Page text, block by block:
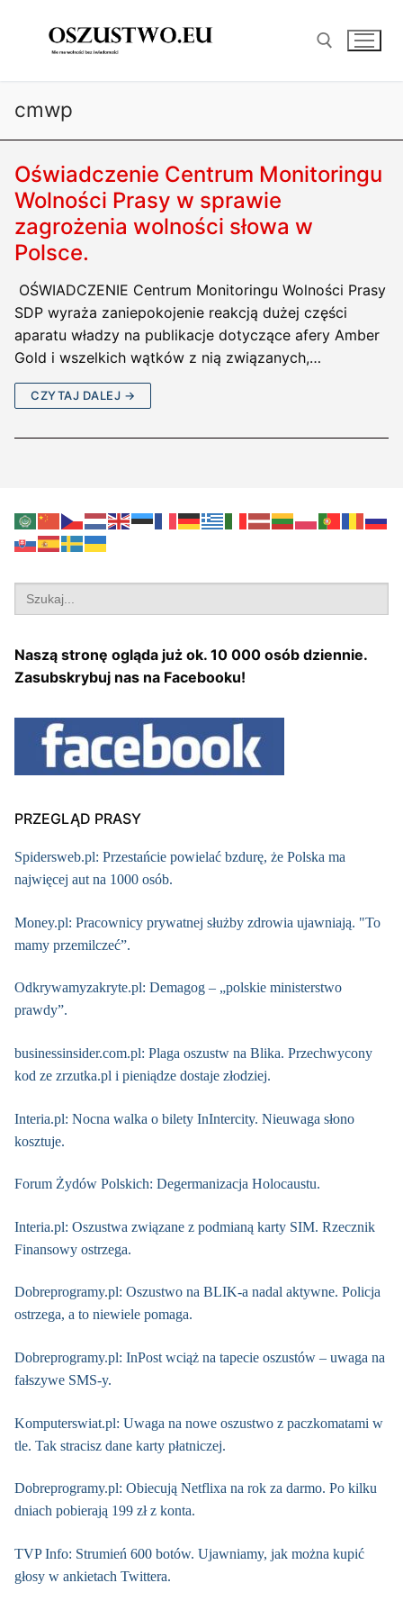
cmwp
Oświadczenie Centrum Monitoringu
Wolności Prasy w sprawie
zagrożenia wolności słowa w
Polsce.
OŚWIADCZENIE Centrum Monitoringu Wolności Prasy
SDP wyraża zaniepokojenie reakcją dużej części
aparatu władzy na publikacje dotyczące afery Amber
Gold i wszelkich wątków z nią związanych,…
CZYTAJ DALEJ →
Search
for:
Naszą stronę ogląda już ok. 10 000 osób dziennie.
Zasubskrybuj nas na Facebooku!
PRZEGLĄD PRASY
Spidersweb.pl: Przestańcie powielać bzdurę, że Polska ma
najwięcej aut na 1000 osób.
Money.pl: Pracownicy prywatnej służby zdrowia ujawniają. "To
mamy przemilczeć”.
Odkrywamyzakryte.pl: Demagog – „polskie ministerstwo
prawdy”.
businessinsider.com.pl: Plaga oszustw na Blika. Przechwycony
kod ze zrzutka.pl i pieniądze dostaje złodziej.
Interia.pl: Nocna walka o bilety InIntercity. Nieuwaga słono
kosztuje.
Forum Żydów Polskich: Degermanizacja Holocaustu.
Interia.pl: Oszustwa związane z podmianą karty SIM. Rzecznik
Finansowy ostrzega.
Dobreprogramy.pl: Oszustwo na BLIK-a nadal aktywne. Policja
ostrzega, a to niewiele pomaga.
Dobreprogramy.pl: InPost wciąż na tapecie oszustów – uwaga na
fałszywe SMS-y.
Komputerswiat.pl: Uwaga na nowe oszustwo z paczkomatami w
tle. Tak stracisz dane karty płatniczej.
Dobreprogramy.pl: Obiecują Netflixa na rok za darmo. Po kilku
dniach pobierają 199 zł z konta.
TVP Info: Strumień 600 botów. Ujawniamy, jak można kupić
głosy w ankietach Twittera.